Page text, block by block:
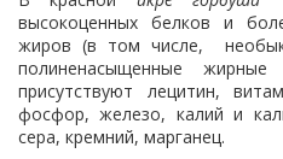
высокоценных белков и
жиров (в том числе,
полиненасыщенные
присутствуют лецитин,
фосфор, железо, калий и
сера, кремний, марганец.